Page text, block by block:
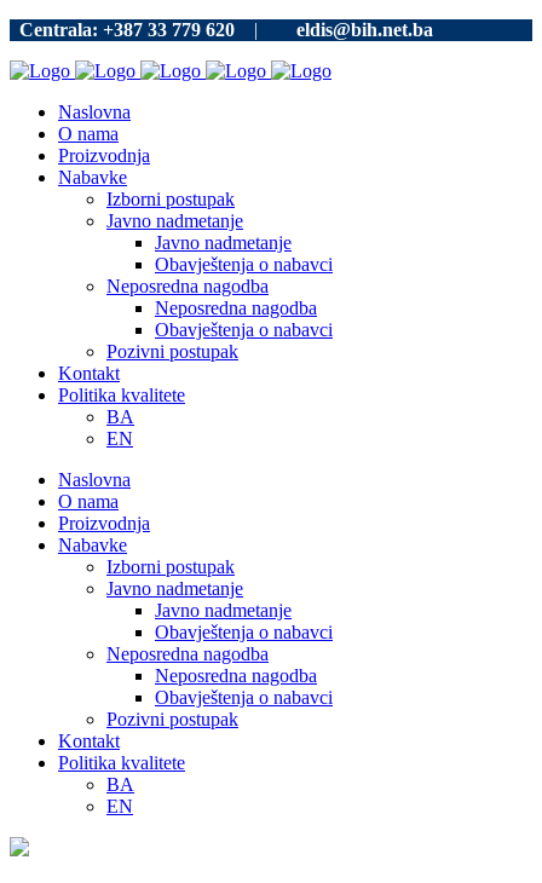
Centrala: +387 33 779 620 | eldis@bih.net.ba
Naslovna
O nama
Proizvodnja
Nabavke
Izborni postupak
Javno nadmetanje
Javno nadmetanje
Obavještenja o nabavci
Neposredna nagodba
Neposredna nagodba
Obavještenja o nabavci
Pozivni postupak
Kontakt
Politika kvalitete
BA
EN
Naslovna
O nama
Proizvodnja
Nabavke
Izborni postupak
Javno nadmetanje
Javno nadmetanje
Obavještenja o nabavci
Neposredna nagodba
Neposredna nagodba
Obavještenja o nabavci
Pozivni postupak
Kontakt
Politika kvalitete
BA
EN